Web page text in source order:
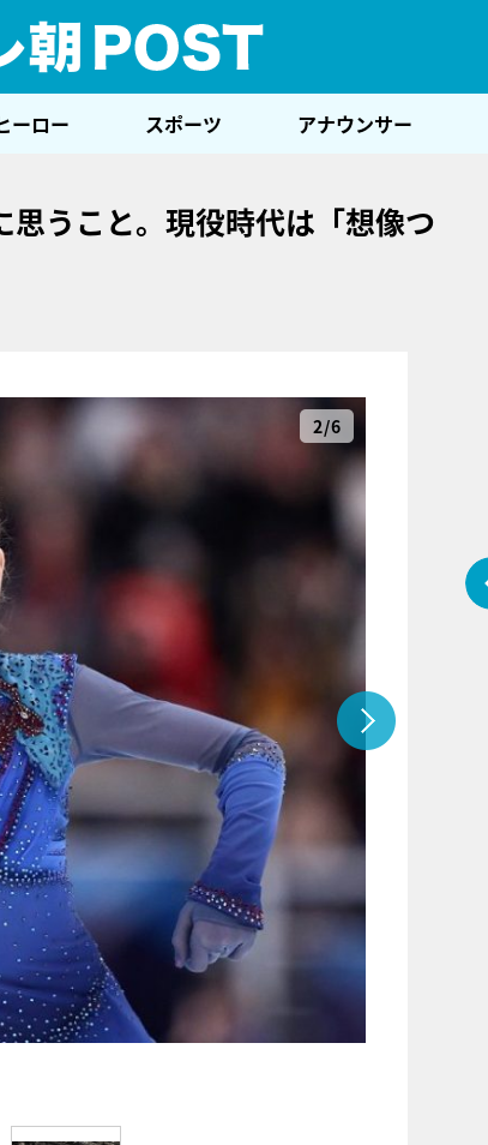
ーロー スポーツ アナウンサー
うこと。現役時代は「想像つ
2/6
『アイ＝ラブ！げーみんぐ』＝LOV
E齋藤樹愛羅＆佐々木舞香SPインタ
ビュー